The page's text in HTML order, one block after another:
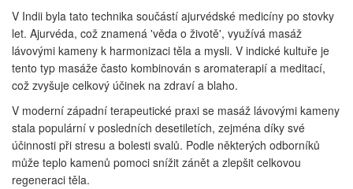
V Indii byla tato technika součástí ajurvédské medicíny po stovky
let. Ajurvéda, což znamená 'věda o životě', využívá masáž
lávovými kameny k harmonizaci těla a mysli. V indické kultuře je
tento typ masáže často kombinován s aromaterapií a meditací,
což zvyšuje celkový účinek na zdraví a blaho.
V moderní západní terapeutické praxi se masáž lávovými kameny
stala populární v posledních desetiletích, zejména díky své
účinnosti při stresu a bolesti svalů. Podle některých odborníků
může teplo kamenů pomoci snížit zánět a zlepšit celkovou
regeneraci těla.